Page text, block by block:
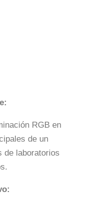
RGB en
de un
de laboratorios